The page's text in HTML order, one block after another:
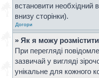
встановити необхідний
внизу сторінки).
Догори
» Як я можу
При перегляді
зазвичай у вигляді
унікальне для кожного